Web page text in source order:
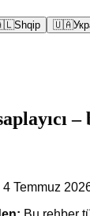
Shqip 🇺🇦
4 Temmuz